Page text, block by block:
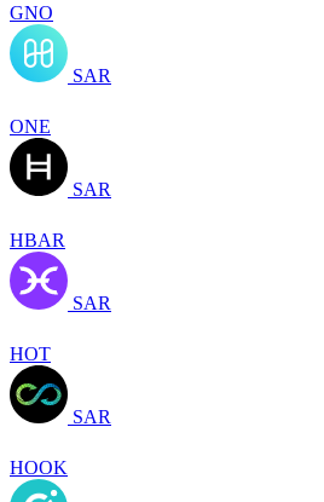
GNO
SAR
ONE
SAR
HBAR
SAR
HOT
SAR
HOOK